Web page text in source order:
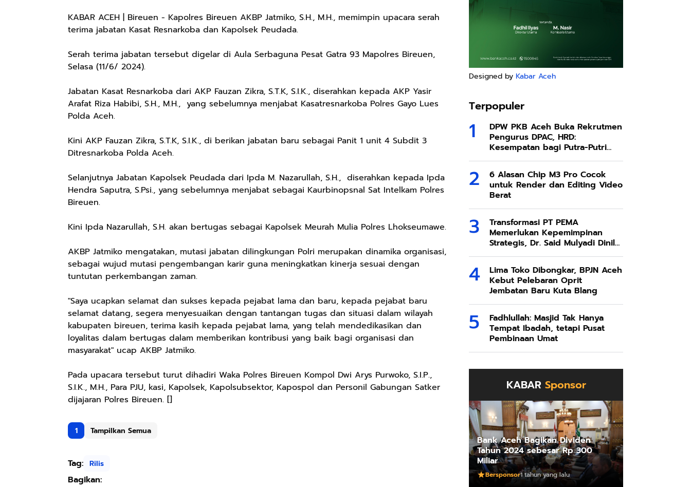
KABAR ACEH | Bireuen - Kapolres Bireuen AKBP Jatmiko, S.H., M.H., memimpin upacara serah
terima jabatan Kasat Resnarkoba dan Kapolsek Peudada.
Serah terima jabatan tersebut digelar di Aula Serbaguna Pesat Gatra 93 Mapolres Bireuen,
Selasa (11/6/ 2024).
Jabatan Kasat Resnarkoba dari AKP Fauzan Zikra, S.T.K, S.I.K., diserahkan kepada AKP Yasir
Arafat Riza Habibi, S.H., M.H., yang sebelumnya menjabat Kasatresnarkoba Polres Gayo Lues
Polda Aceh.
Kini AKP Fauzan Zikra, S.T.K, S.I.K., di berikan jabatan baru sebagai Panit 1 unit 4 Subdit 3
Ditresnarkoba Polda Aceh.
Selanjutnya Jabatan Kapolsek Peudada dari Ipda M. Nazarullah, S.H., diserahkan kepada Ipda
Hendra Saputra, S.Psi., yang sebelumnya menjabat sebagai Kaurbinopsnal Sat Intelkam Polres
Bireuen.
Kini Ipda Nazarullah, S.H. akan bertugas sebagai Kapolsek Meurah Mulia Polres Lhokseumawe.
AKBP Jatmiko mengatakan, mutasi jabatan dilingkungan Polri merupakan dinamika organisasi,
sebagai wujud mutasi pengembangan karir guna meningkatkan kinerja sesuai dengan
tuntutan perkembangan zaman.
"Saya ucapkan selamat dan sukses kepada pejabat lama dan baru, kepada pejabat baru
selamat datang, segera menyesuaikan dengan tantangan tugas dan situasi dalam wilayah
kabupaten bireuen, terima kasih kepada pejabat lama, yang telah mendedikasikan dan
loyalitas dalam bertugas dalam memberikan kontribusi yang baik bagi organisasi dan
masyarakat" ucap AKBP Jatmiko.
Pada upacara tersebut turut dihadiri Waka Polres Bireuen Kompol Dwi Arys Purwoko, S.I.P.,
S.I.K., M.H., Para PJU, kasi, Kapolsek, Kapolsubsektor, Kapospol dan Personil Gabungan Satker
dijajaran Polres Bireuen. []
1 Tampilkan Semua
Tag: Rilis
Bagikan:
Designed by Kabar Aceh
Terpopuler
DPW PKB Aceh Buka Rekrutmen
Pengurus DPAC, HRD:
Kesempatan bagi Putra-Putri
Terbaik Aceh
6 Alasan Chip M3 Pro Cocok
untuk Render dan Editing Video
Berat
Transformasi PT PEMA
Memerlukan Kepemimpinan
Strategis, Dr. Said Mulyadi Dinilai
Memenuhi Kriteria
Lima Toko Dibongkar, BPJN Aceh
Kebut Pelebaran Oprit
Jembatan Baru Kuta Blang
Fadhlullah: Masjid Tak Hanya
Tempat Ibadah, tetapi Pusat
Pembinaan Umat
KABAR Sponsor
Bank Aceh Bagikan Dividen
Tahun 2024 sebesar Rp 300
Miliar
Bersponsor1 tahun yang lalu